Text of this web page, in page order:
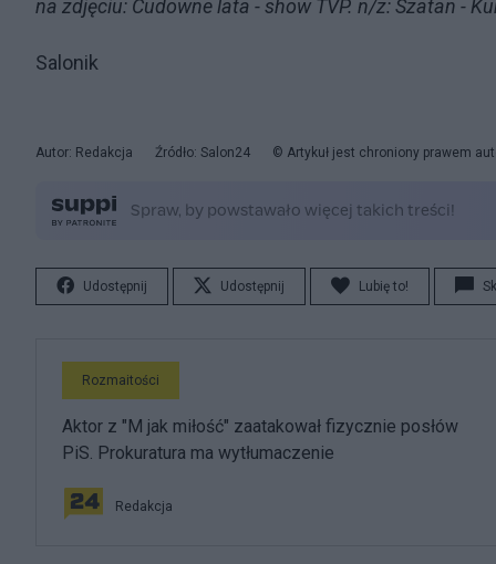
na zdjęciu: Cudowne lata - show TVP. n/z: Szatan -
Salonik
Autor: Redakcja Źródło: Salon24 © Artykuł jest chroniony prawem
Udostępnij Udostępnij Lubię to!
Rozmaitości
Aktor z "M jak miłość" zaatakował fizycznie posłów
PiS. Prokuratura ma wytłumaczenie
Redakcja